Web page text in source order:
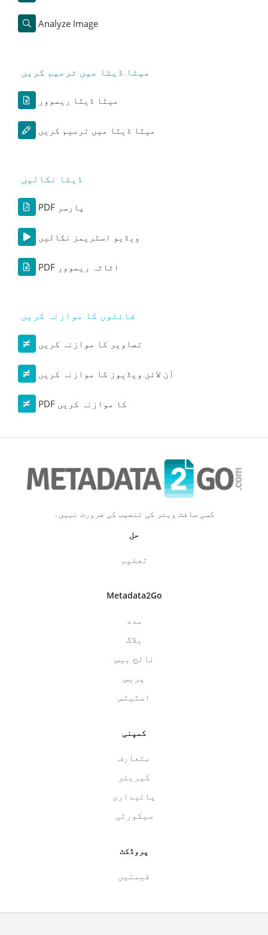
Analyze Image
میٹا ڈیٹا میں ترمیم کریں
میٹا ڈیٹا ریموور
میٹا ڈیٹا میں ترمیم کریں
ڈیٹا نکالیں
PDF پارسر
ویڈیو اسٹریمز نکالیں
PDF اثاثہ ریموور
فائلوں کا موازنہ کریں
تصاویر کا موازنہ کریں
آن لائن ویڈیوز کا موازنہ کریں
PDF کا موازنہ کریں
کسی سافٹ ویئر کی تنصیب کی ضرورت نہیں۔
حل
تعلیم
Metadata2Go
مدد
بلاگ
نالج بیس
پریس
اسٹیٹس
کمپنی
متعارف
کیریئر
پائیداری
سیکورٹی
پروڈکٹ
قیمتیں